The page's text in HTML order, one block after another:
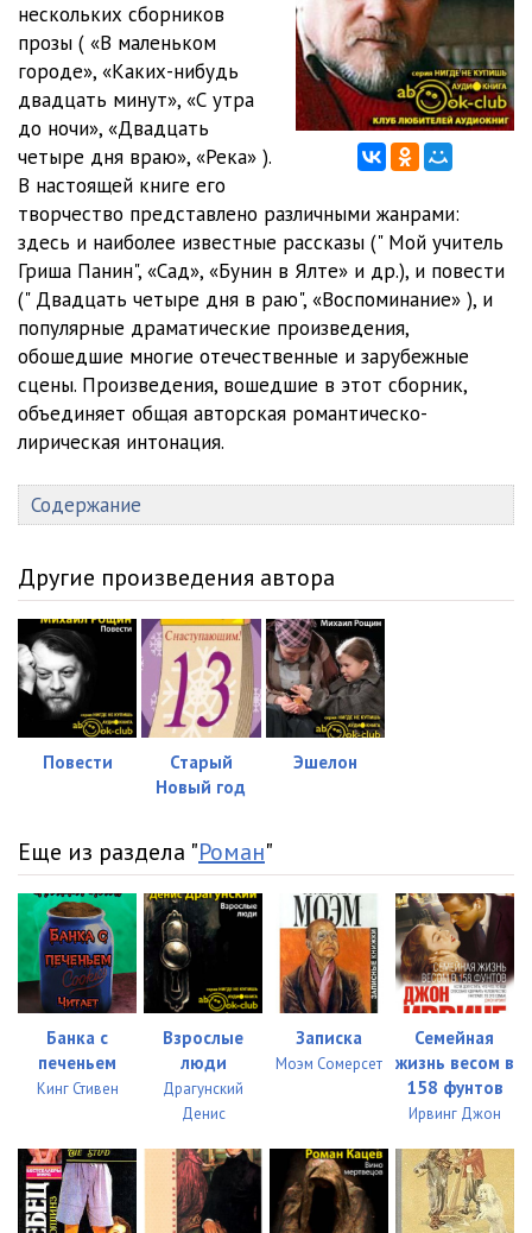
01_08_Moy uchitel - Grisha Panin
01_09_Moy uchitel - Grisha Panin 11:19
02_01_Karolina Bugas 21:31
02_02_Deti, prodayuschie slivy
02_03_Zolotoy plyazh
02_04_Bichiko 14:03
02_05_Hachapuri
03_Solntse 23:52
04_01_Sad
05_01_Bunin v Yalte
05_03_Bunin v Yalte 27:56
05_04_Bunin v Yalte
05_05_Bunin v Yalte
06_03_Iyul
нескольких сборников
прозы ( «В маленьком
городе», «Каких-нибудь
двадцать минут», «С утра
до ночи», «Двадцать
четыре дня враю», «Река» ).
В настоящей книге его
творчество представлено различными жанрами:
здесь и наиболее известные рассказы (" Мой учитель
Гриша Панин", «Сад», «Бунин в Ялте» и др.), и повести
(" Двадцать четыре дня в раю", «Воспоминание» ), и
популярные драматические произведения,
обошедшие многие отечественные и зарубежные
сцены. Произведения, вошедшие в этот сборник,
объединяет общая авторская романтическо-
лирическая интонация.
Содержание
Другие произведения автора
Повести
Старый
Новый год
Эшелон
Еще из раздела "Роман"
Банка с
печеньем
Кинг Стивен
Взрослые
люди
Драгунский
Денис
Записка
Моэм Сомерсет
Семейная
жизнь весом в
158 фунтов
Ирвинг Джон